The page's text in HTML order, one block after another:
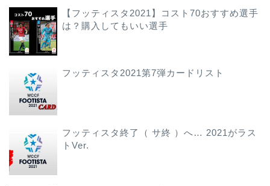
【フッティスタ2021】コスト70おすすめ選手
は？購入してもいい選手
フッティスタ2021第7弾カードリスト
フッティスタ終了（ サ終 ）へ… 2021がラス
トVer.